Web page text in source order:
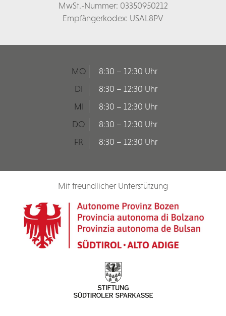
MwSt.-Nummer: 03350950212
Empfängerkodex: USAL8PV
MO
8:30 – 12:30 Uhr
DI
8:30 – 12:30 Uhr
MI
8:30 – 12:30 Uhr
DO
8:30 – 12:30 Uhr
FR
8:30 – 12:30 Uhr
Mit freundlicher Unterstützung